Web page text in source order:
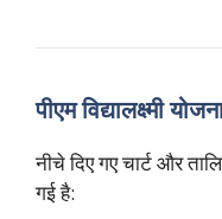
पीएम विद्यालक्ष्मी
नीचे दिए गए चार्ट और
गई है: